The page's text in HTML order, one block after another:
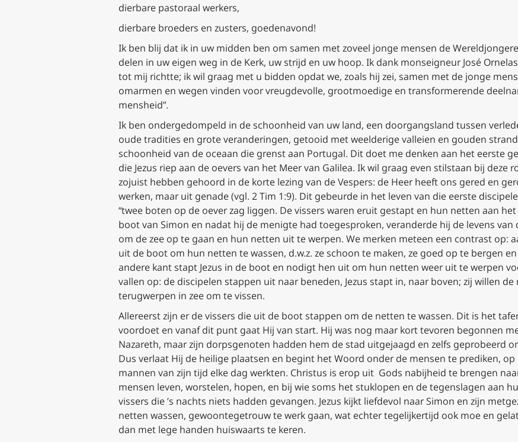
dierbare pastoraal werkers,
dierbare broeders en zusters, goedenavond!
Ik ben blij dat ik in uw midden ben om samen met zoveel jonge mensen de
delen in uw eigen weg in de Kerk, uw strijd en uw hoop. Ik dank monseigneur José
tot mij richtte; ik wil graag met u bidden opdat we, zoals hij zei, samen met de jonge
omarmen en wegen vinden voor vreugdevolle, grootmoedige en transformerende
mensheid”.
Ik ben ondergedompeld in de schoonheid van uw land, een doorgangsland tussen
oude tradities en grote veranderingen, getooid met weelderige valleien en gouden
schoonheid van de oceaan die grenst aan Portugal. Dit doet me denken aan het eerste
die Jezus riep aan de oevers van het Meer van Galilea. Ik wil graag even stilstaan bij deze
zojuist hebben gehoord in de korte lezing van de Vespers: de Heer heeft ons gered en
werken, maar uit genade (vgl. 2Tim 1:9). Dit gebeurde in het leven van die eerste
“twee boten op de oever zag liggen. De vissers waren eruit gestapt en hun netten aan het
boot van Simon en nadat hij de menigte had toegesproken, veranderde hij de levens
om de zee op te gaan en hun netten uit te werpen. We merken meteen een contrast op:
uit de boot om hun netten te wassen, d.w.z. ze schoon te maken, ze goed op te bergen
andere kantstapt Jezus in de boot en nodigt hen uit om hun netten weer uit te werpen
vallen op: de discipelen stappen uit naar beneden, Jezus stapt in, naar boven; zij willen de
terugwerpen in zee om te vissen.
Allereerst zijn er de vissers die uit de boot stappen om de netten te wassen. Dit is het
voordoet en vanaf dit punt gaat Hij van start. Hij was nog maar kort tevoren begonnen
Nazareth, maar zijn dorpsgenoten hadden hem de stad uitgejaagd en zelfs geprobeerd
Dus verlaat Hij de heilige plaatsen en begint het Woord onder de mensen te prediken,
mannen van zijn tijd elke dag werkten. Christus is erop uit Gods nabijheid te brengen
mensen leven, worstelen, hopen, en bij wie soms het stuklopen en de tegenslagen aan
vissers die ’s nachts niets hadden gevangen. Jezus kijkt liefdevol naar Simon en zijn
netten wassen, gewoontegetrouw te werk gaan, wat echter tegelijkertijd ook moe en
dan met lege handen huiswaarts te keren.